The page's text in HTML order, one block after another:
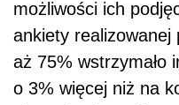
możliwości ich
ankiety
aż 75% wstrzymało
o 3% więcej niż na